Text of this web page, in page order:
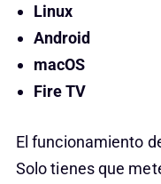
Linux
Android
macOS
Fire TV
El funcionamiento
Solo tienes que